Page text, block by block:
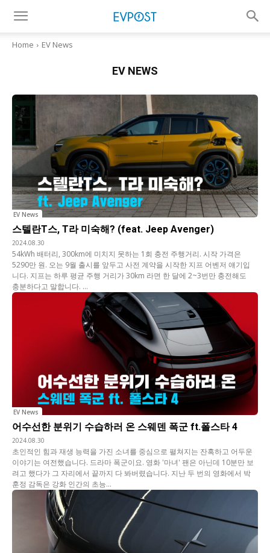
Home EV News
EV NEWS
EV News
스텔란T스, T라 미숙해? (feat. Jeep Avenger)
2024.08.30
54kWh 배터리, 300km에 미치지 못하는 1회 충전 주행거리. 시작 가격은
5290만 원. 오는 9월 출시를 앞두고 사전 계약을 시작한 지프 어벤저 얘기입
니다. 지프는 하루 평균 주행 거리가 30km 라면 한 달에 2~3번만 충전해도
충분하다고 말합니다. ...
EV News
어수선한 분위기 수습하러 온 스웨덴 폭군 ft.폴스타 4
2024.08.30
초인적인 힘과 재생 능력을 가진 소녀를 중심으로 펼쳐지는 잔혹하고 어두운
이야기는 여전했습니다. 드라마 폭군이요. 영화 '마녀' 팬은 아닌데 10분만 보
려고 했다가 그 자리에서 끝까지 다 봐버렸습니다. 지난 두 번의 영화에서 박
훈정 감독은 강화 인간의 초능...